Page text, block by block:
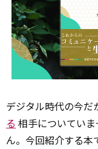
デジタル時代の今だ
る 相手についてい
ん。今回紹介する本